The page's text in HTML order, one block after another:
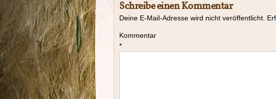
Schreibe einen Kommentar
Deine E-Mail-Adresse wird nicht veröffentlicht.
Kommentar
*